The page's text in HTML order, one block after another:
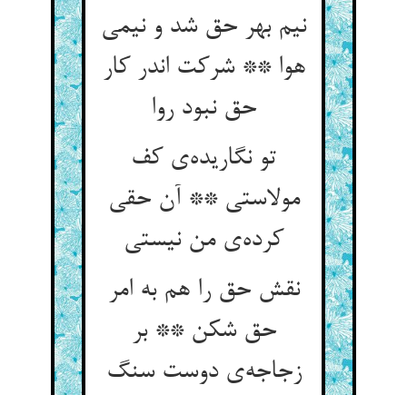
نیم بهر حق شد و نیمی
هوا ** شرکت اندر کار
حق نبود روا
تو نگاریده‌‌ی کف
مولاستی ** آن حقی
نقش حق را هم به امر
حق شکن ** بر
زجاجه‌‌ی دوست سنگ